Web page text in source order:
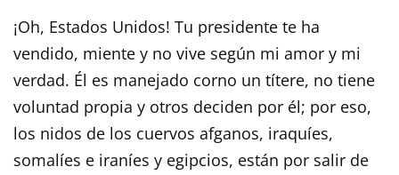
¡Oh, Estados Unidos! Tu presidente te ha
vendido, miente y no vive según mi amor y mi
verdad. Él es manejado corno un títere, no tiene
voluntad propia y otros deciden por él; por eso,
los nidos de los cuervos afganos, iraquíes,
somalíes e iraníes y egipcios, están por salir de